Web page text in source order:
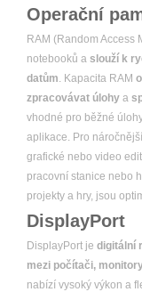
Operační
RAM (Random Access
notebooků a slouží k
datům. Kapacita RAM
zpracovávat úlohy a
vhodné pro běžné
aplikace. Pro
grafické nebo video
pracovní stanice nebo
projekty a hry, jsou
DisplayPort
DisplayPort je digitální
mezi počítači,
nabízí vysoký výkon a